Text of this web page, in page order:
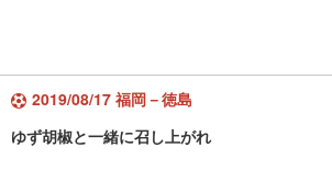
2019/08/17 福岡－徳島
ゆず胡椒と一緒に召し上がれ